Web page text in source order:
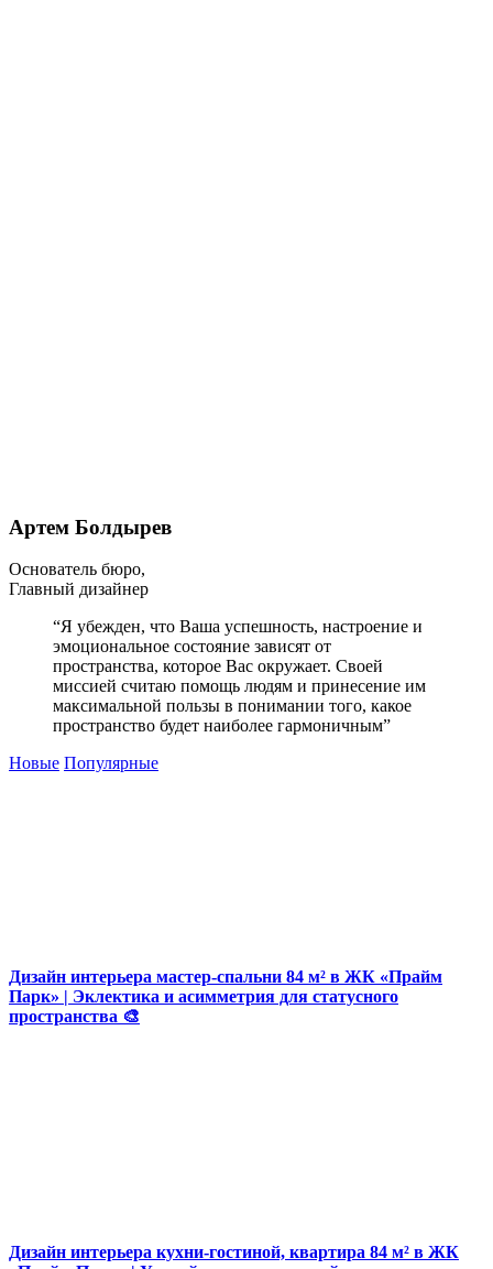
Артем Болдырев
Основатель бюро,
Главный дизайнер
“Я убежден, что Ваша успешность, настроение и
эмоциональное состояние зависят от
пространства, которое Вас окружает. Своей
миссией считаю помощь людям и принесение им
максимальной пользы в понимании того, какое
пространство будет наиболее гармоничным”
Новые Популярные
Дизайн интерьера мастер-спальни 84 м² в ЖК «Прайм
Парк» | Эклектика и асимметрия для статусного
пространства 🎨
Дизайн интерьера кухни-гостиной, квартира 84 м² в ЖК